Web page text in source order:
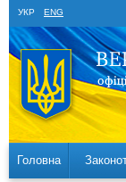
УКР ENG
Головна